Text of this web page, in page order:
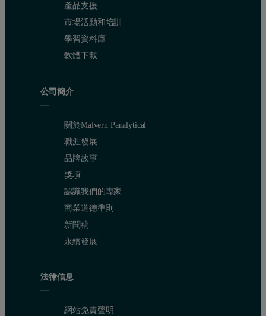
產品支援
市場活動和培訓
學習資料庫
軟體下載
公司簡介
關於Malvern Panalytical
職涯發展
品牌故事
獎項
認識我們的專家
商業道德準則
新聞稿
永續發展
法律信息
網站免責聲明